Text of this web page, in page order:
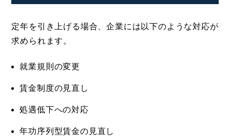
定年を引き上げる場合、企業には以下のような対応が
求められます。
就業規則の変更
賃金制度の見直し
処遇低下への対応
年功序列型賃金の見直し